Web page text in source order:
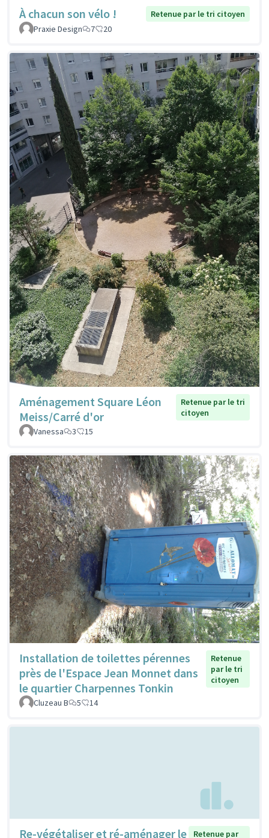
À chacun son vélo !
Retenue par le tri citoyen
Praxie Design
7 20
Aménagement Square Léon
Meiss/Carré d'or
Retenue par le tri
citoyen
Vanessa
3 15
Installation de toilettes pérennes
près de l'Espace Jean Monnet dans
le quartier Charpennes Tonkin
Retenue
par le tri
citoyen
Cluzeau B 5 14
Re-végétaliser et ré-aménager le Retenue par